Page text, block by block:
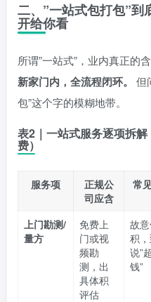
二、”一站式包打包”
开给你看
所谓”一站式”，业内真正的
新家门内，全流程闭环。
但
包”这个字的模糊地带。
表2｜一站式服务逐项拆
费）
服务项
正规公
司应含
常
上门勘测/
量方
免费上
门或视
频勘
测，出
具体积
评估
故
积
说”
钱”